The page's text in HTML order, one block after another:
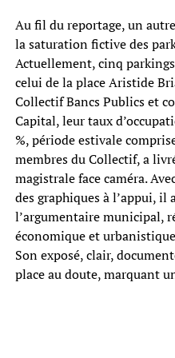
Au fil du reportage, un
la saturation fictive des
Actuellement, cinq
celui de la place Aristide
Collectif Bancs Publics et
Capital, leur taux
%, période estivale
membres du Collectif, a
magistrale face caméra.
des graphiques à l’appui,
l’argumentaire municipal,
économique et
Son exposé, clair,
place au doute, marquant